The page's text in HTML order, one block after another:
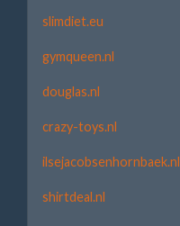
slimdiet.eu
gymqueen.nl
douglas.nl
crazy-toys.nl
ilsejacobsenhornbaek.nl
shirtdeal.nl